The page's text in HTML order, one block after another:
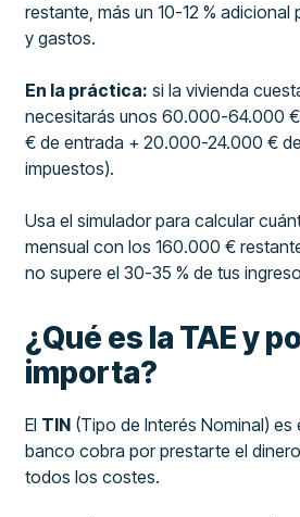
restante, más un 10-12 % adicional
y gastos.
En la práctica: si la vivienda
necesitarás unos 60.000-64.000
€ de entrada + 20.000-24.000 €
impuestos).
Usa el simulador para calcular
mensual con los 160.000 €
no supere el 30-35 % de tus
¿Qué es la TAE y
importa?
El TIN (Tipo de Interés Nominal) es
banco cobra por prestarte el
todos los costes.